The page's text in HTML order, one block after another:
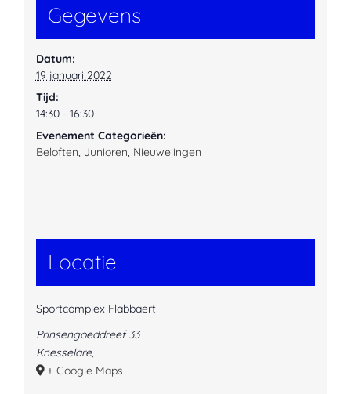
Gegevens
Datum:
19 januari 2022
Tijd:
14:30 - 16:30
Evenement Categorieën:
Beloften, Junioren, Nieuwelingen
Locatie
Sportcomplex Flabbaert
Prinsengoeddreef 33
Knesselare,
+ Google Maps